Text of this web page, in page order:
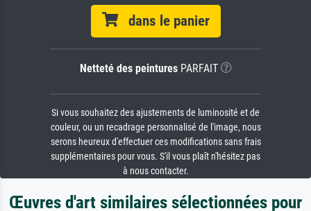
dans le panier
Netteté des peinturesPARFAIT
Si vous souhaitez des ajustements de luminosité et de
couleur, ou un recadrage personnalisé de l'image, nous
serons heureux d'effectuer ces modifications sans frais
supplémentaires pour vous. S'il vous plaît n'hésitez pas
à nous contacter.
Œuvres d'art similaires sélectionnées pour